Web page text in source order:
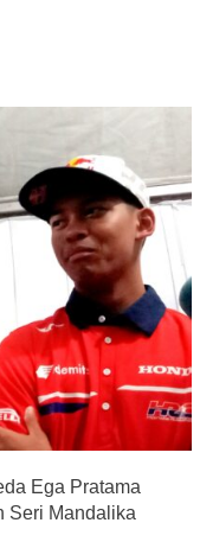
Ega Pratama
Seri Mandalika